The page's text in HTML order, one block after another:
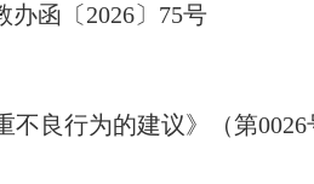
办函〔2026〕 75号
不良行为的建议》 （第0026